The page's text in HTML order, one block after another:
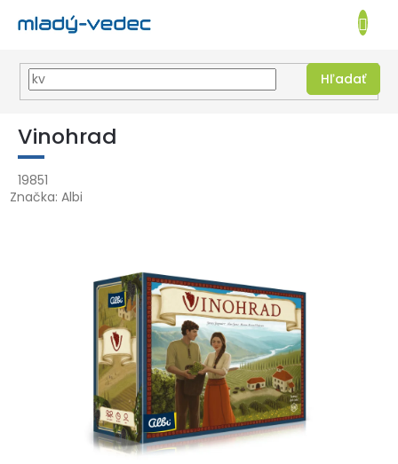
Prejsť
obsah
EUR
Hľadať
KOŠÍK
Vinohrad
19851
Značka: Albi